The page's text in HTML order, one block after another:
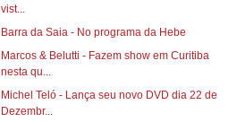
vist...
Barra da Saia - No programa da Hebe
Marcos & Belutti - Fazem show em Curitiba
nesta qu...
Michel Teló - Lança seu novo DVD dia 22 de
Dezembr...